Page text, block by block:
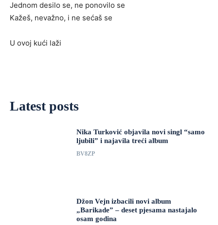
Jednom desilo se, ne ponovilo se
Kažeš, nevažno, i ne sećaš se
U ovoj kući laži
Latest posts
Nika Turković objavila novi singl “samo
ljubili” i najavila treći album
BV8ZP
Džon Vejn izbacili novi album
„Barikade” – deset pjesama nastajalo
osam godina